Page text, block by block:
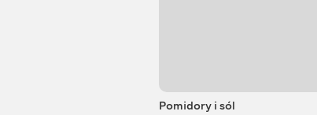
Pomidory i sól